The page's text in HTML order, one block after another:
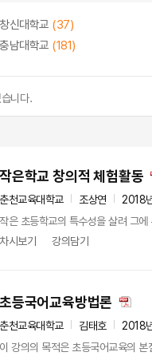
창신대학교 (37)
충남대학교 (181)
니다.
작은학교 창의적 체험활동
춘천교육대학교 조상연
2018
작은 초등학교의 특수성을 살려 그
차시보기
강의담기
초등국어교육방법론
춘천교육대학교 김태호
2018
이 강의의 목적은 초등국어교육의